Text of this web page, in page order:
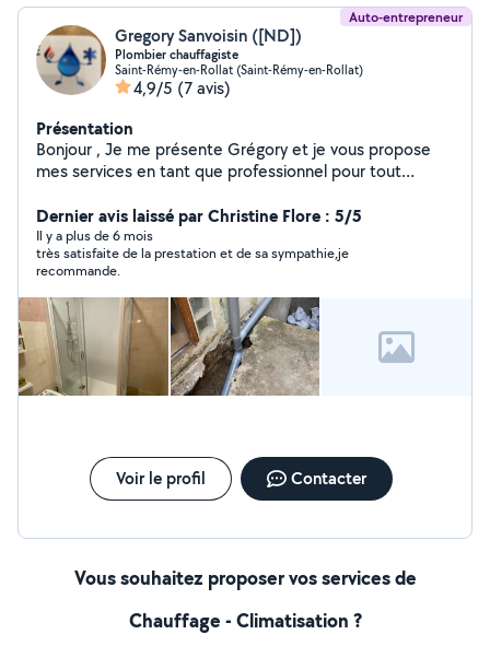
Auto-entrepreneur
Gregory Sanvoisin ([ND])
Plombier chauffagiste
Saint-Rémy-en-Rollat (Saint-Rémy-en-Rollat)
4,9/5 (7 avis)
Présentation
Bonjour , Je me présente Grégory et je vous propose
mes services en tant que professionnel pour tout
N'hésitez pas à me contacter en cas de besoin.
Dernier avis laissé par Christine Flore : 5/5
Il y a plus de 6 mois
très satisfaite de la prestation et de sa sympathie,je
recommande.
Voir le profil Contacter
Vous souhaitez proposer vos services de
Chauffage - Climatisation ?